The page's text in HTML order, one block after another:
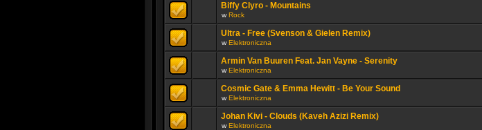
Biffy Clyro - Mountains
w Rock
Ultra - Free (Svenson & Gielen Remix)
w Elektroniczna
Armin Van Buuren Feat. Jan Vayne - Serenity
w Elektroniczna
Cosmic Gate & Emma Hewitt - Be Your Sound
w Elektroniczna
Johan Kivi - Clouds (Kaveh Azizi Remix)
w Elektroniczna